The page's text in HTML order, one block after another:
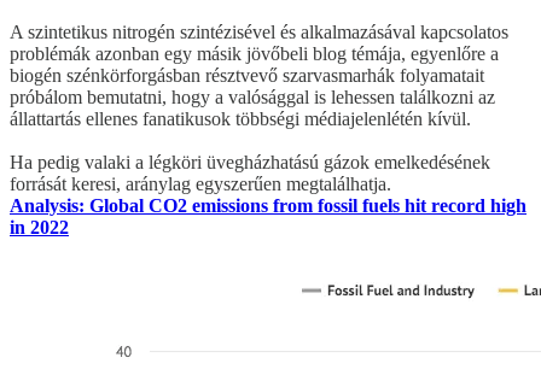
A szintetikus nitrogén szintézisével és alkalmazásával kapcsolatos
problémák azonban egy másik jövőbeli blog témája, egyenlőre a
biogén szénkörforgásban résztvevő szarvasmarhák folyamatait
próbálom bemutatni, hogy a valósággal is lehessen találkozni az
állattartás ellenes fanatikusok többségi médiajelenlétén kívül.
Ha pedig valaki a légköri üvegházhatású gázok emelkedésének
forrását keresi, aránylag egyszerűen megtalálhatja.
Analysis: Global CO2 emissions from fossil fuels hit record high
in 2022